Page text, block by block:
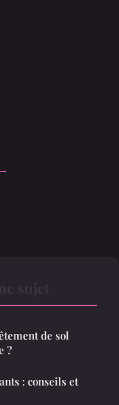
de sol
?
: conseils et